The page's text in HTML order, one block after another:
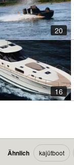
20
16
Ähnlich kajütboot